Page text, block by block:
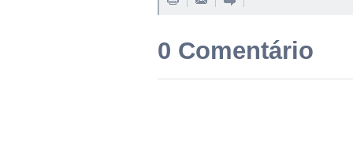
0 Comentário